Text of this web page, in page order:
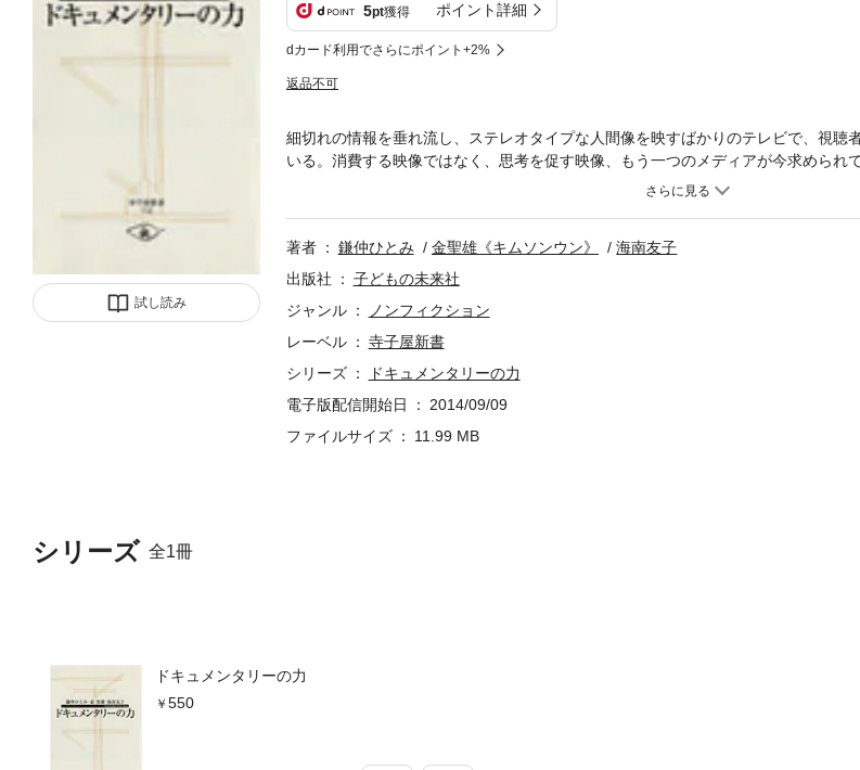
試し読み
5pt獲得 ポイント詳細
dカード利用でさらにポイント+2%
返品不可
シリーズ 全1冊
ドキュメンタリーの力
550
細切れの情報を垂れ流し、ステレオタイプな人間像を映すばかりのテレビで、視聴
いる。消費する映像ではなく、思考を促す映像、もう一つのメディアが今求められ
れない出来事のもう一つの側面を知り、人間存在をリアルに感じることができるの
著者
鎌仲ひとみ 金聖雄《キムソンウン》
海南友子
出版社
子どもの未来社
ジャンル
ノンフィクション
レーベル
寺子屋新書
シリーズ
ドキュメンタリーの力
電子版配信開始日
2014/09/09
ファイルサイズ
11.99 MB